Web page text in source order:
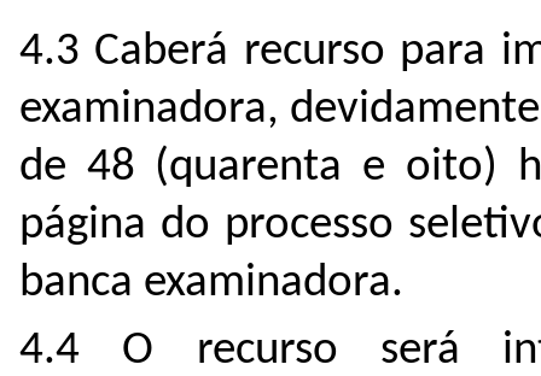
4.3 Caberá recurso para
examinadora,
de 48 (quarenta e oito)
página do processo
banca examinadora.
4.4 O recurso será